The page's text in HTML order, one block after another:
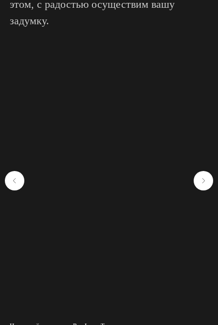
этом, с радостью осуществим вашу
задумку.